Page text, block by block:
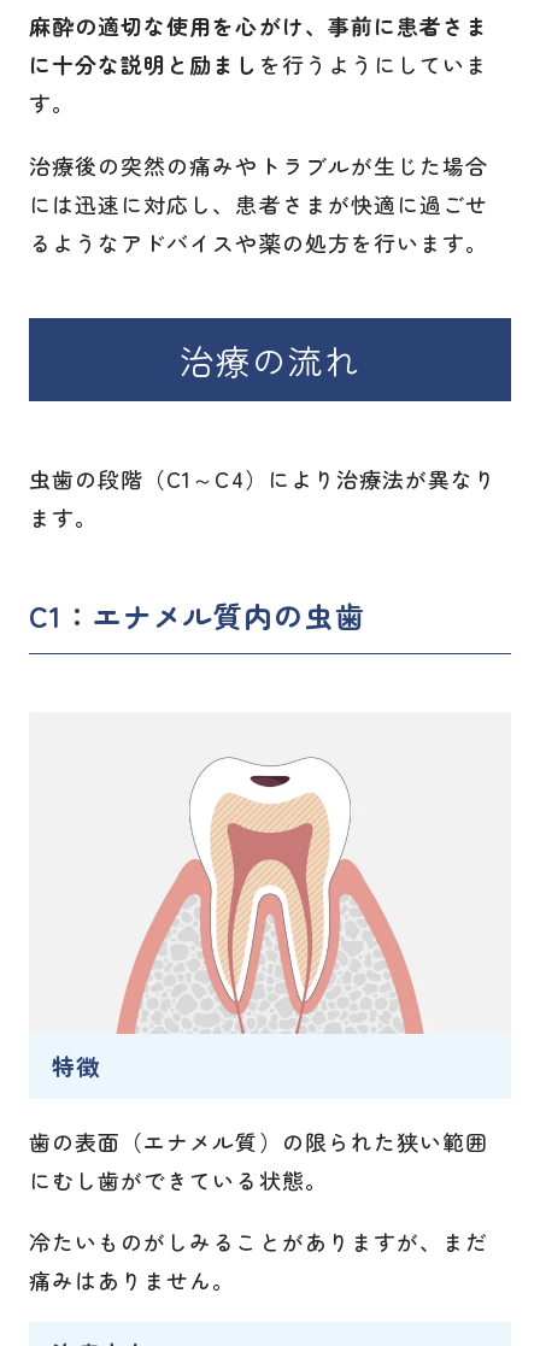
麻酔の適切な使用を心がけ、事前に患者さま
に十分な説明と励まし を行うようにしていま
す。
治療後の突然の痛みやトラブルが生じた場合
には迅速に対応し、患者さまが快適に過ごせ
るようなアドバイスや薬の処方を行います。
治療の流れ
虫歯の段階（C1～C4）により治療法が異なり
ます。
C1：エナメル質内の虫歯
特徴
歯の表面（エナメル質）の限られた狭い範囲
にむし歯ができている状態。
冷たいものがしみることがありますが、まだ
痛みはありません。